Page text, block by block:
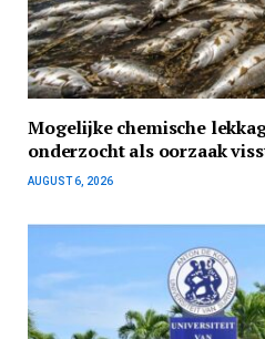
Mogelijke chemische
onderzocht als oorzaak
AUGUST 6, 2026